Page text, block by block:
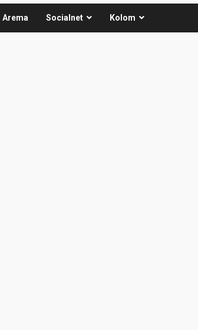
Arema Socialnet Kolom